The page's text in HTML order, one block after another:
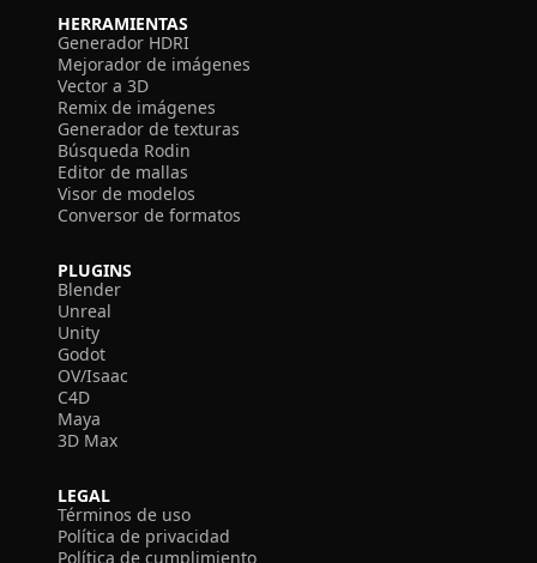
HERRAMIENTAS
Generador HDRI
Mejorador de imágenes
Vector a 3D
Remix de imágenes
Generador de texturas
Búsqueda Rodin
Editor de mallas
Visor de modelos
Conversor de formatos
PLUGINS
Blender
Unreal
Unity
Godot
OV/Isaac
C4D
Maya
3D Max
LEGAL
Términos de uso
Política de privacidad
Política de cumplimiento